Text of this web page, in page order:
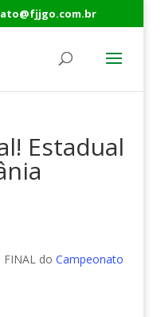
Estadual
FINAL do Campeonato